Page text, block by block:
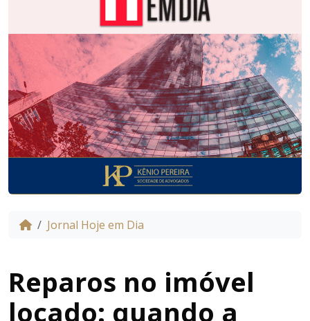
Jornal Hoje em Dia
Reparos no imóvel
locado: quando a